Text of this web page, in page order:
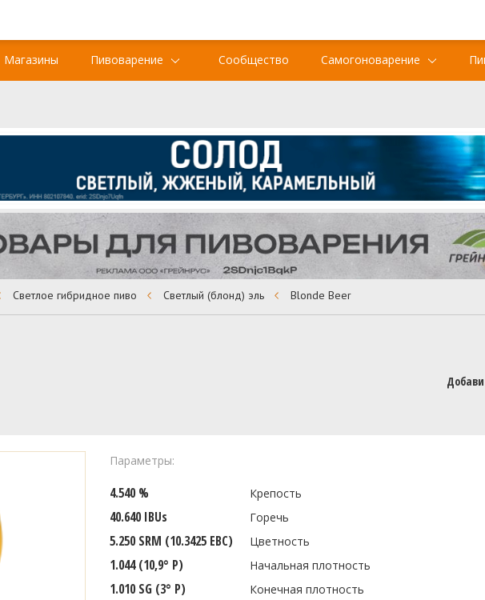
Магазины Пивоварение Сообщество Самогоноварение
Светлое гибридное пиво Светлый (блонд) эль Blonde Beer
Параметры:
4.540 % Крепость
40.640 IBUs Горечь
5.250 SRM (10.3425 EBC) Цветность
1.044 (10,9° P) Начальная плотность
1.010 SG (3° P) Конечная плотность